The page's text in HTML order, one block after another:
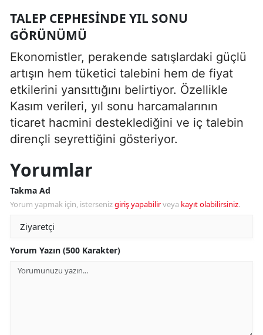
TALEP CEPHESINDE YIL SONU
GÖRÜNÜMÜ
Ekonomistler, perakende satışlardaki güçlü
artışın hem tüketici talebini hem de fiyat
etkilerini yansıttığını belirtiyor. Özellikle
Kasım verileri, yıl sonu harcamalarının
ticaret hacmini desteklediğini ve iç talebin
dirençli seyrettiğini gösteriyor.
Yorumlar
Takma Ad
Yorum yapmak için, istersenizgiriş yapabilirveya kayıt olabilirsiniz.
Yorum Yazın (500 Karakter)